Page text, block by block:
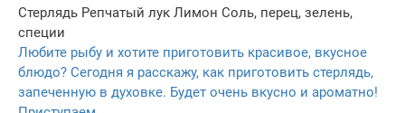
Стерлядь Репчатый лук Лимон Соль, перец, зелень,
специи
Любите рыбу и хотите приготовить красивое, вкусное
блюдо? Сегодня я расскажу, как приготовить стерлядь,
запеченную в духовке. Будет очень вкусно и ароматно!